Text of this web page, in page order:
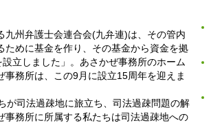
九州弁護士会連合会(九弁連)は、その管内
めに基金を作り、その基金から資金を拠
立しました」。あさかぜ事務所のホーム
務所は、この9月に設立15周年を迎えま
が司法過疎地に旅立ち、司法過疎問題の解
務所に所属する私たちは司法過疎地への